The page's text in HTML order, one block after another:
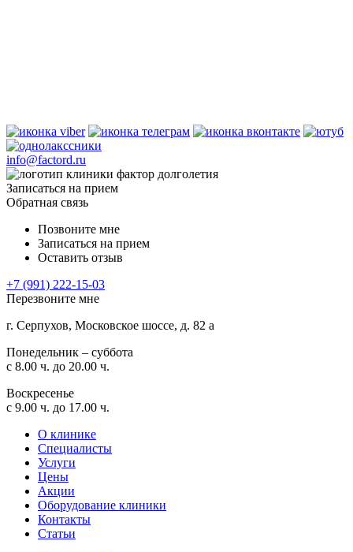
info@factord.ru
Записаться на прием
Обратная связь
Позвоните мне
Записаться на прием
Оставить отзыв
+7 (991) 222-15-03
Перезвоните мне
г. Серпухов, Московское шоссе, д. 82 а
Понедельник – суббота
с 8.00 ч. до 20.00 ч.
Воскресенье
с 9.00 ч. до 17.00 ч.
О клинике
Специалисты
Услуги
Цены
Акции
Оборудование клиники
Контакты
Статьи